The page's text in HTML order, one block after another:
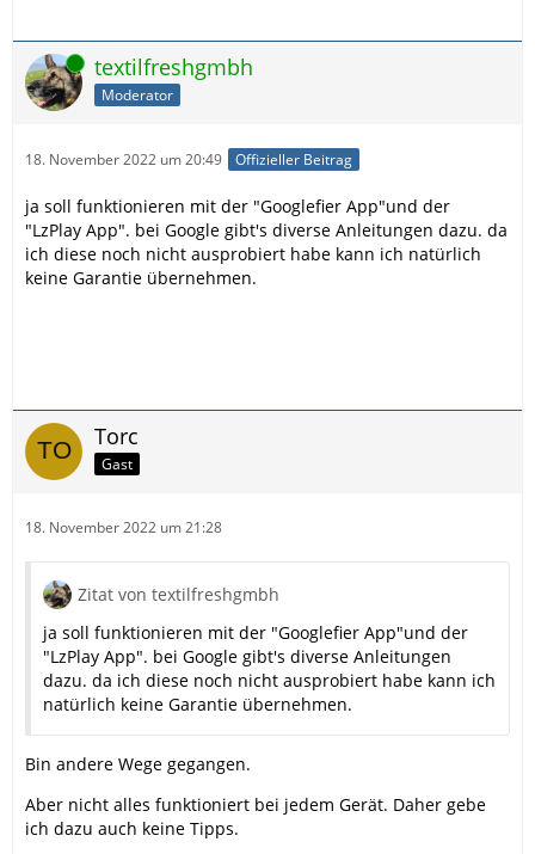
Online textilfreshgmbh
Moderator
18. November 2022 um 20:49 Offizieller Beitrag
ja soll funktionieren mit der "Googlefier App"und der
"LzPlay App". bei Google gibt's diverse Anleitungen dazu. da
ich diese noch nicht ausprobiert habe kann ich natürlich
keine Garantie übernehmen.
Torc
Gast
18. November 2022 um 21:28
Zitat von textilfreshgmbh
ja soll funktionieren mit der "Googlefier App"und der
"LzPlay App". bei Google gibt's diverse Anleitungen
dazu. da ich diese noch nicht ausprobiert habe kann ich
natürlich keine Garantie übernehmen.
Bin andere Wege gegangen.
Aber nicht alles funktioniert bei jedem Gerät. Daher gebe
ich dazu auch keine Tipps.